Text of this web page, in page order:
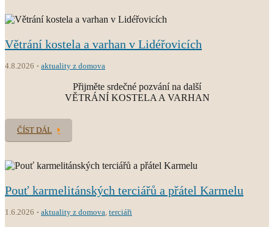
Větrání kostela a varhan v Lidéřovicích
4.8.2026 aktuality z domova
Přijměte srdečné pozvání na další
VĚTRÁNÍ KOSTELA A VARHAN
ČÍST DÁL
Pouť karmelitánských terciářů a přátel Karmelu
1.6.2026 aktuality z domova terciáři